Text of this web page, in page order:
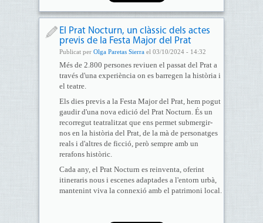
El Prat Nocturn, un clàssic dels actes
previs de la Festa Major del Prat
Publicat per Olga Paretas Sierrael 03/10/2024 - 14:32
Més de 2.800 persones reviuen el passat del Prat a
través d'una experiència on es barregen la història i
el teatre.
Els dies previs a la Festa Major del Prat, hem pogut
gaudir d'una nova edició del Prat Nocturn. És un
recorregut teatralitzat que ens permet submergir-
nos en la història del Prat, de la mà de personatges
reals i d'altres de ficció, però sempre amb un
rerafons històric.
Cada any, el Prat Nocturn es reinventa, oferint
itineraris nous i escenes adaptades a l'entorn urbà,
mantenint viva la connexió amb el patrimoni local.